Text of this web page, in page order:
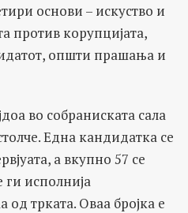
основи – искуство и
против корупцијата,
општи прашања и
во собраниската сала
Една кандидатка се
а вкупно 57 се
ги исполнија
трката. Оваа бројка е